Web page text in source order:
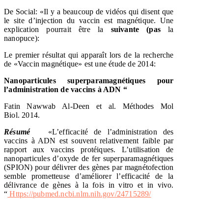
De Social: «Il y a beaucoup de vidéos qui disent que
le site d’injection du vaccin est magnétique. Une
explication pourrait être la suivante (pas la
nanopuce):
Le premier résultat qui apparaît lors de la recherche
de «Vaccin magnétique» est une étude de 2014:
Nanoparticules superparamagnétiques pour
l’administration de vaccins à ADN “
Fatin Nawwab Al-Deen et al. Méthodes Mol
Biol. 2014.
Résumé
«L’efficacité de l’administration des
vaccins à ADN est souvent relativement faible par
rapport aux vaccins protéiques. L’utilisation de
nanoparticules d’oxyde de fer superparamagnétiques
(SPION) pour délivrer des gènes par magnétofection
semble prometteuse d’améliorer l’efficacité de la
délivrance de gènes à la fois in vitro et in vivo.
“ Https://pubmed.ncbi.nlm.nih.gov/24715289/